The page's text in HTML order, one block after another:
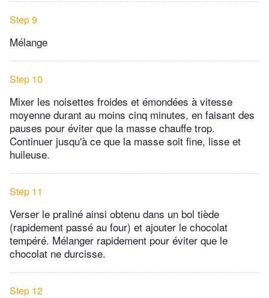
Step 9
Mélange
Step 10
Mixer les noisettes froides et émondées à vitesse
moyenne durant au moins cinq minutes, en faisant des
pauses pour éviter que la masse chauffe trop.
Continuer jusqu'à ce que la masse soit fine, lisse et
huileuse.
Step 11
Verser le praliné ainsi obtenu dans un bol tiède
(rapidement passé au four) et ajouter le chocolat
tempéré. Mélanger rapidement pour éviter que le
chocolat ne durcisse.
Step 12